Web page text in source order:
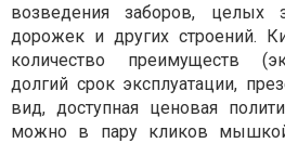
возведения заборов, целых
дорожек и других строений.
количество преимуществ
долгий срок эксплуатации,
вид, доступная ценовая
можно в пару кликов мышкой